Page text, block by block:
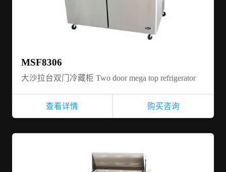
MSF8306
大沙拉台双门冷藏柜 Two door mega top refrigerator
查看详情 购买咨询